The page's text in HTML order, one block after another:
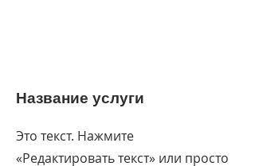
Название услуги
Это текст. Нажмите
«Редактировать текст» или просто